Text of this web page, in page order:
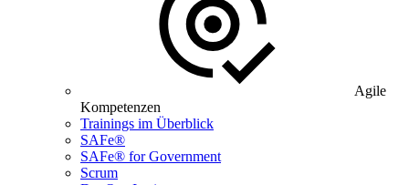
Agile
Kompetenzen
Trainings im Überblick
SAFe®
SAFe® for Government
Scrum